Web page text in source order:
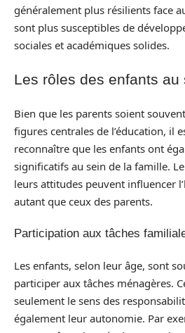
généralement plus résilients face
sont plus susceptibles de
sociales et académiques solides.
Les rôles des enfants au
Bien que les parents soient
figures centrales de l’éducation, il
reconnaître que les enfants ont
significatifs au sein de la famille.
leurs attitudes peuvent influencer
autant que ceux des parents.
Participation aux tâches
Les enfants, selon leur âge, sont
participer aux tâches ménagères.
seulement le sens des
également leur autonomie. Par